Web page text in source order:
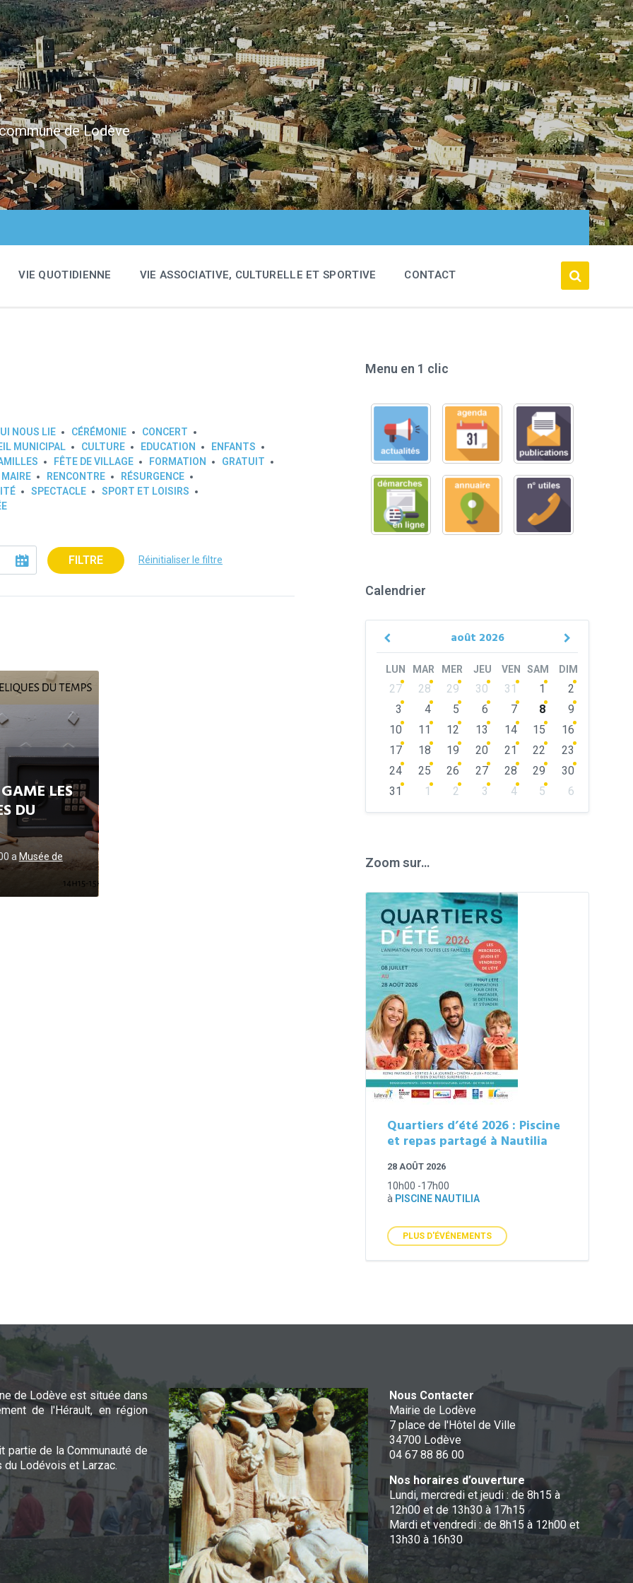
de Lodève
VIE QUOTIDIENNE VIE ASSOCIATIVE, CULTURELLE ET SPORTIVE CONTACT
NOUS LIE CÉRÉMONIE
CONCERT
MUNICIPAL CULTURE EDUCATION
ENFANTS
FÊTE DE VILLAGE FORMATION
GRATUIT
MAIRE RENCONTRE
RÉSURGENCE
SPECTACLE
SPORT ET LOISIRS
FILTRE Réinitialiser le filtre
LES
DU
a Musée de
Menu en 1 clic
Calendrier
août 2026
Previous
Next
LUN MAR MER JEU VEN SAM DIM
Skip
calendar
days
27 28 29 30 31 1
2
3
4 5 6 7 8
9
10
11 12 13 14 15
16
17
18 19 20 21 22
23
24
25 26 27 28 29
30
31
1 2 3 4 5
6
Zoom sur…
Quartiers d’été 2026 : Piscine
et repas partagé à Nautilia
28 AOÛT 2026
10h00 -17h00
à PISCINE NAUTILIA
PLUS D'ÉVÉNEMENTS
de Lodève est située dans
de l'Hérault, en région
partie de la Communauté de
du Lodévois et Larzac.
Nous Contacter
Mairie de Lodève
7 place de l'Hôtel de Ville
34700 Lodève
04 67 88 86 00
Nos horaires d’ouverture
Lundi, mercredi et jeudi : de 8h15 à
12h00 et de 13h30 à 17h15
Mardi et vendredi : de 8h15 à 12h00 et
13h30 à 16h30